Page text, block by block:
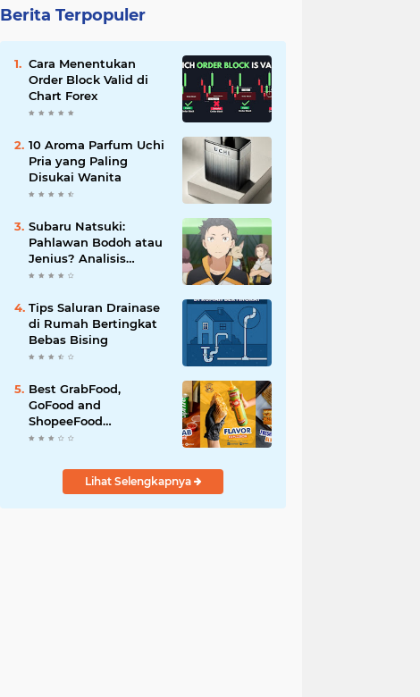
Berita Terpopuler
Cara Menentukan
Order Block Valid di
Chart Forex
10 Aroma Parfum Uchi
Pria yang Paling
Disukai Wanita
Subaru Natsuki:
Pahlawan Bodoh atau
Jenius? Analisis
Karakter Re:Zero
Tips Saluran Drainase
di Rumah Bertingkat
Bebas Bising
Best GrabFood,
GoFood and
ShopeeFood
Restaurants in Bali for
Lihat Selengkapnya